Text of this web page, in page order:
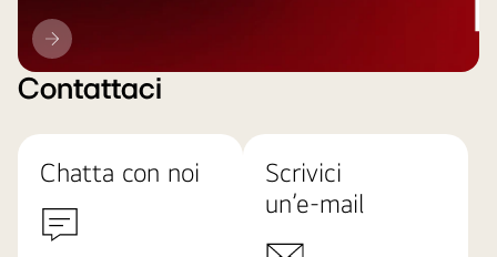
Aggiornamento
LG
Contattaci
Chatta con noi
Scrivici
un’e-mail